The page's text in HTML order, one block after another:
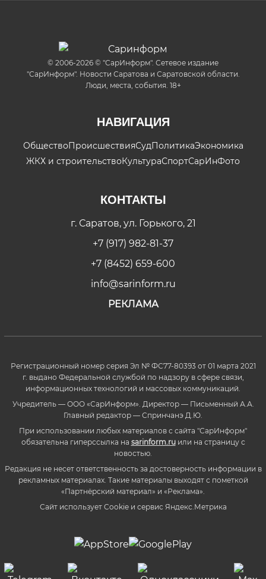
© 2006-2026 © "СарИнформ". Сетевое издание
"СарИнформ". Новости Саратова и Саратовской области.
Люди, места, события. 18+
НАВИГАЦИЯ
ОбществоПроисшествияСудПолитикаЭкономика
ЖКХ и строительствоКультураСпортСарИнФото
КОНТАКТЫ
г. Саратов, ул. Горького, 21
+7 (917) 982-81-37
+7 (8452) 659-600
info@sarinform.ru
РЕКЛАМА
Регистрационный номер серия Эл № ФС77-80393 от 01 марта 2021
г. выдано Федеральной службой по надзору в сфере связи,
информационных технологий и массовых коммуникаций.
Учредитель — ООО «СарИнформ». Директор — Письменный А.А.
Главный редактор — Спринчанэ Д.Ю.
При использовании любых материалов с сайта "СарИнформ"
обязательна гиперссылка на sarinform.ruили на страницу с
новостью.
Редакция не несет ответственность за достоверность информации в
рекламных материалах. Такие материалы выходят с пометкой
«Партнёрский материал» и «Реклама».
Сайт использует Cookie и сервиc Яндекс.Метрика